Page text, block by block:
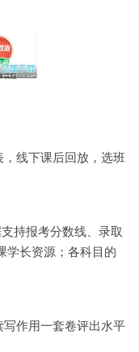
线下课后回放，选班
持报考分数线、录取
学长资源；各科目的
作用一套卷评出水平